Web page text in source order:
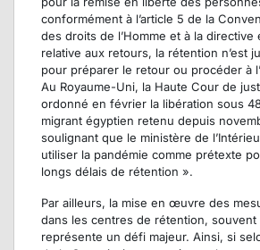
conformément à l’article 5 de la
des droits de l’Homme et à la directive
relative aux retours, la rétention n’est
pour préparer le retour ou procéder à
Au Royaume-Uni, la Haute Cour de
ordonné en février la libération sous
migrant égyptien retenu depuis
soulignant que le ministère de
utiliser la pandémie comme prétexte
longs délais de rétention ».
Par ailleurs, la mise en œuvre des
dans les centres de rétention, souvent
représente un défi majeur. Ainsi, si